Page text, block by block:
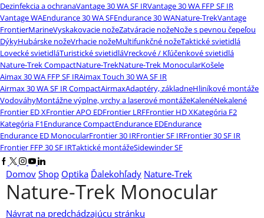
Dezinfekcia a ochranaVantage 30 WA SF IRVantage 30 WA FFP SF IR
Vantage WAEndurance 30 WA SFEndurance 30 WANature-TrekVantage
FrontierMarineVyskakovacie nožeZatváracie nožeNože s pevnou čepeľou
DýkyHubárske nožeVrhacie nožeMultifunkčné nožeTaktické svietidlá
Lovecké svietidláTuristické svietidláVreckové / Kľúčenkové svietidlá
Nature-Trek CompactNature-TrekNature-Trek MonocularKošele
Aimax 30 WA FFP SF IRAimax Touch 30 WA SF IR
Airmax 30 WA SF IR CompactAirmaxAdaptéry, základneHliníkové montáže
VodováhyMontážne výplne, vrchy a laserové montážeKalenéNekalené
Frontier ED XFrontier APO EDFrontier LRFFrontier HD XKategória F2
Kategória F1Endurance CompactEndurance EDEndurance
Endurance ED MonocularFrontier 30 IRFrontier SF IRFrontier 30 SF IR
Frontier FFP 30 SF IRTaktické montážeSidewinder SF
Facebook
Twitter
Instagram
Youtube
Linkedin
Domov Shop Optika Ďalekohľady Nature-Trek
Nature-Trek Monocular
Návrat na predchádzajúcu stránku